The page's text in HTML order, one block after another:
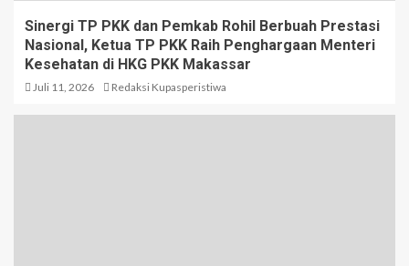
Sinergi TP PKK dan Pemkab Rohil Berbuah Prestasi
Nasional, Ketua TP PKK Raih Penghargaan Menteri
Kesehatan di HKG PKK Makassar
Juli 11, 2026 Redaksi Kupasperistiwa